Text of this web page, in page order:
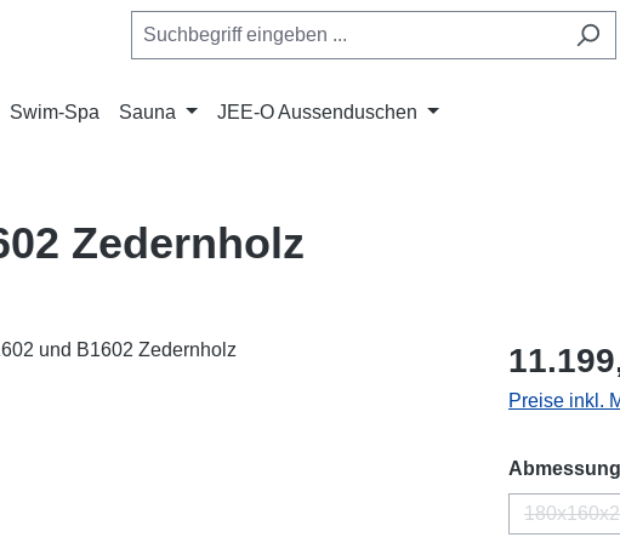
Swim-Spa Sauna JEE-O Aussenduschen
Zedernholz
Regulärer
Preise inkl.